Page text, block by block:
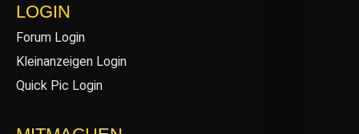
LOGIN
Forum Login
Kleinanzeigen Login
Quick Pic Login